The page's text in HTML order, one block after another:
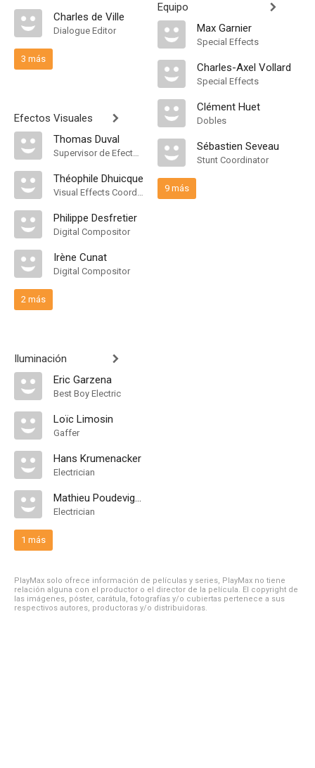
Charles de Ville
Dialogue Editor
3 más
Efectos Visuales
Thomas Duval
Supervisor de Efectos Visuales
Théophile Dhuicque
Visual Effects Coordinator
Philippe Desfretier
Digital Compositor
Irène Cunat
Digital Compositor
2 más
Iluminación
Eric Garzena
Best Boy Electric
Loïc Limosin
Gaffer
Hans Krumenacker
Electrician
Mathieu Poudevigne
Electrician
1 más
Equipo
Max Garnier
Special Effects
Charles-Axel Vollard
Special Effects
Clément Huet
Dobles
Sébastien Seveau
Stunt Coordinator
9 más
PlayMax solo ofrece información de películas y series, PlayMax no tiene
relación alguna con el productor o el director de la película. El copyright de
las imágenes, póster, carátula, fotografías y/o cubiertas pertenece a sus
respectivos autores, productoras y/o distribuidoras.